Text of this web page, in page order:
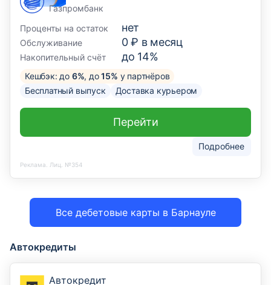
Все дебетовые карты в Барнауле
Газпромбанк
Проценты на остаток
нет
Обслуживание 0 ₽ в месяц
Накопительный счёт до 14%
Кешбэк: до 6%, до15% у партнёров
Бесплатный выпуск
Доставка курьером
Подробнее
Перейти
Реклама. Лиц. №354
Автокредиты
Автокредит